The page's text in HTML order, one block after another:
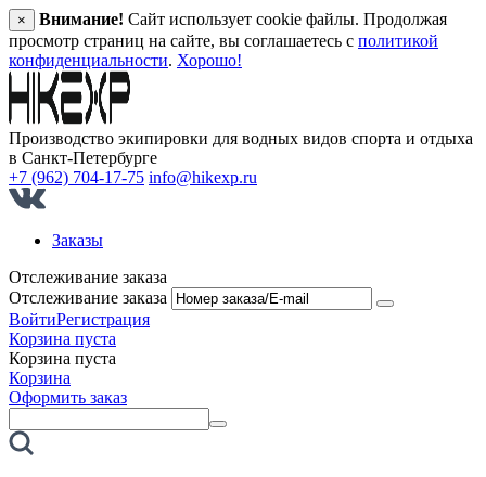
× Внимание! Сайт использует cookie файлы. Продолжая
просмотр страниц на сайте, вы соглашаетесь с политикой
конфиденциальности. Хорошо!
Производство экипировки для водных видов спорта и отдыха
в Санкт‑Петербурге
+7 (962) 704-17-75 info@hikexp.ru
Заказы
Отслеживание заказа
Отслеживание заказа
ВойтиРегистрация
Корзина пуста
Корзина пуста
Корзина
Оформить заказ